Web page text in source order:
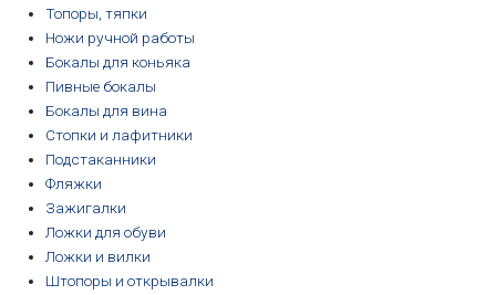
Топоры, тяпки
Ножи ручной работы
Бокалы для коньяка
Пивные бокалы
Бокалы для вина
Стопки и лафитники
Подстаканники
Фляжки
Зажигалки
Ложки для обуви
Ложки и вилки
Штопоры и открывалки